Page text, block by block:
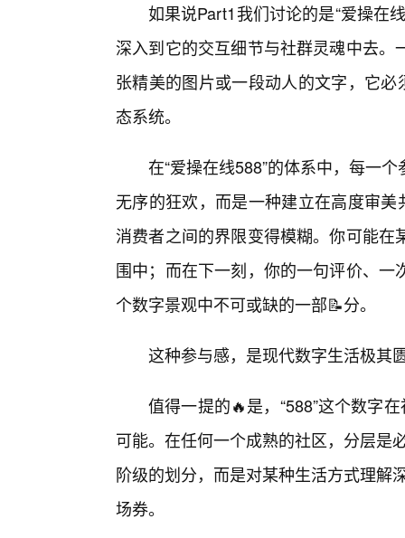
如果说Part1我们讨论的是“爱操在
深入到它的交互细节与社群灵魂中去
张精美的图片或一段动人的文字，它
态系统。
在“爱操在线588”的体系中，每一
无序的狂欢，而是一种建立在高度审
消费者之间的界限变得模糊。你可能
围中；而在下一刻，你的一句评价、
个数字景观中不可或缺的一部📝分。
这种参与感，是现代数字生活极其
值得一提的🔥是，“588”这个数字
可能。在任何一个成熟的社区，分层是
阶级的划分，而是对某种生活方式理解
场券。